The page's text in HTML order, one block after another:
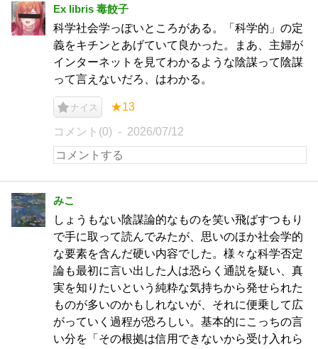
Ex libris 毒餃子
科学社会学っぽいところがある。「科学的」の定
義をキチンとあげていて良かった。まあ、主婦が
インターネットを見てわかるような陰謀って陰謀
って言えないだろ、はわかる。
ナイス ★13
コメント(0) 2026/07/12
みこ
しょうもない陰謀論的なものを笑い飛ばすつもり
で手に取って読んでみたが、思いのほか社会学的
な要素を含んだ硬い内容でした。様々な科学否定
論も最初に言い出した人は恐らく通説を疑い、真
実を知りたいという純粋な気持ちから発せられた
ものが多いのかもしれないが、それに便乗して広
がっていく過程が恐ろしい。基本的にこっちの言
い分を「その根拠は信用できないから受け入れら